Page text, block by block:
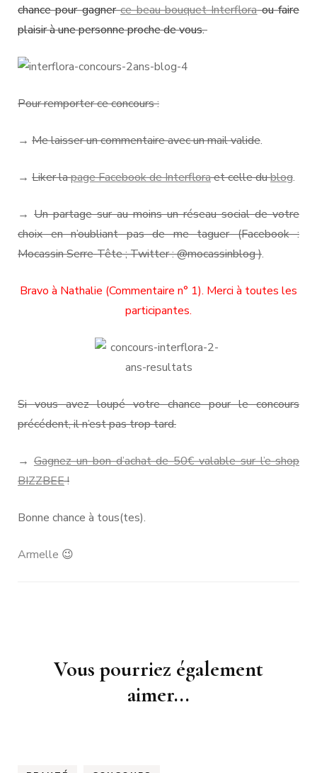
chance pour gagnerce beau bouquet Interfloraou faire
plaisir à une personne proche de vous.
Pour remporter ce concours :
→ Me laisser un commentaire avec un mail valide.
→ Liker lapage Facebook de Interfloraet celle dublog.
→ Un partage sur au moins un réseau social de votre
choix en n’oubliant pas de me taguer (Facebook :
Mocassin Serre-Tête ; Twitter : @mocassinblog ).
Bravo à Nathalie (Commentaire n° 1). Merci à toutes les
participantes.
Si vous avez loupé votre chance pour le concours
précédent, il n’est pas trop tard.
→ Gagnez un bon d’achat de 50€ valable sur l’e-shop
BIZZBEE!
Bonne chance à tous(tes).
Armelle 😉
Navigation
Vous pourriez également
aimer...